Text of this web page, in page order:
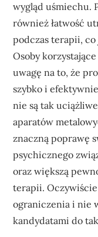
wygląd uśmiechu.
również łatwość
podczas terapii,
Osoby
uwagę na to, że
szybko i
nie są tak
aparatów
znaczną poprawę
psychicznego
oraz większą
terapii. Oczywiście
ograniczenia i nie
kandydatami do